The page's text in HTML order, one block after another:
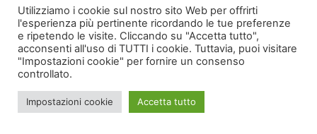
Modulistica:
modulo 1
modulo 2
Utilizziamo i cookie sul nostro sito Web per offrirti
l'esperienza più pertinente ricordando le tue preferenze
e ripetendo le visite. Cliccando su "Accetta tutto",
acconsenti all'uso di TUTTI i cookie. Tuttavia, puoi visitare
"Impostazioni cookie" per fornire un consenso
controllato.
Impostazioni cookie Accetta tutto